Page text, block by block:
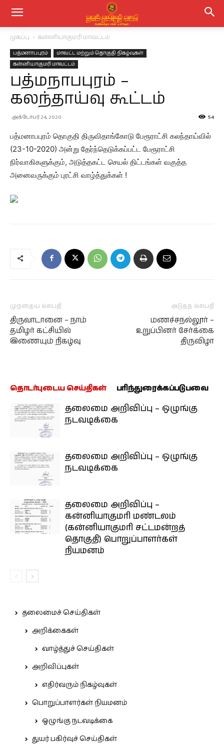
முகப்பு கன்னியாகுமரி மாவட்டம்
பத்மனாபபுரம்
மாவட்ட மற்றும் தொகுதி நிகழ்வுகள்
கன்னியாகுமரி மாவட்டம்
பத்மநாபபுரம் –
கலந்தாய்வு கூட்டம்
அக்டோபர் 24, 2020 54
பத்மனாபபுரம் தொகுதி திருவிதாங்கோடு பேரூராட்சி கலந்தாய்வில்
(23-10-2020) அன்று தேர்ந்தெடுக்கப்பட்ட பேரூராட்சி
நிர்வாகிகளுக்கும், அடுத்தகட்ட செயல் திட்டங்கள் வகுத்த
அனைவருக்கும் புரட்சி வாழ்த்துக்கள் !
முந்தைய செய்தி
திருவாடானை – நாம்
தமிழர் கட்சியில்
இணையும் நிகழ்வு
அடுத்த செய்தி
மணச்சநல்லூர் –
உறுப்பினர் சேர்க்கை
திருவிழா
தொடர்புடைய செய்திகள் பரிந்துரைக்கப்படுபவை
தலைமை அறிவிப்பு – ஒழுங்கு
நடவடிக்கை
தலைமை அறிவிப்பு – ஒழுங்கு
நடவடிக்கை
தலைமை அறிவிப்பு –
கன்னியாகுமரி மண்டலம்
(கன்னியாகுமரி சட்டமன்றத்
தொகுதி) பொறுப்பாளர்கள்
நியமனம்
தலைமைச் செய்திகள்
அறிக்கைகள்
வாழ்த்துச் செய்திகள்
அறிவிப்புகள்
எதிர்வரும் நிகழ்வுகள்
பொறுப்பாளர்கள் நியமனம்
ஒழுங்கு நடவடிக்கை
துயர் பகிர்வுச் செய்திகள்